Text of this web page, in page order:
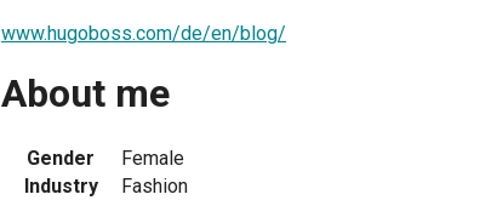
www.hugoboss.com/de/en/blog/
About me
Gender
Female
Industry
Fashion